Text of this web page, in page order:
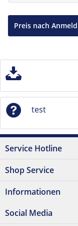
Preis nach
test
Service Hotline
Shop Service
Informationen
Social Media